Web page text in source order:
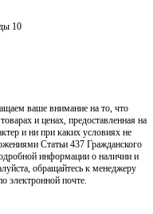
10
ваше внимание на то, что
и ценах, предоставленная на
и ни при каких условиях не
Статьи 437 Гражданского
информации о наличии и
обращайтесь к менеджеру
электронной почте.